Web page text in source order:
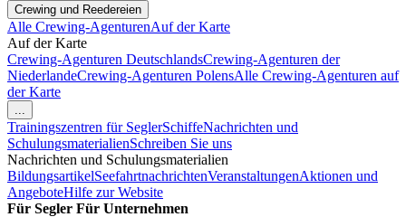
Crewing und Reedereien
Alle Crewing-AgenturenAuf der Karte
Auf der Karte
Crewing-Agenturen DeutschlandsCrewing-Agenturen der
NiederlandeCrewing-Agenturen PolensAlle Crewing-Agenturen auf
der Karte
...
Trainingszentren für SeglerSchiffeNachrichten und
SchulungsmaterialienSchreiben Sie uns
Nachrichten und Schulungsmaterialien
BildungsartikelSeefahrtnachrichtenVeranstaltungenAktionen und
AngeboteHilfe zur Website
Für Segler Für Unternehmen